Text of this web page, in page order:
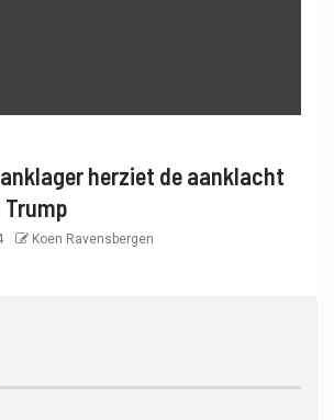
herziet de aanklacht
Trump
Koen Ravensbergen